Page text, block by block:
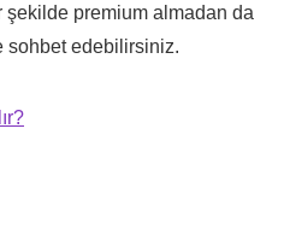
şekilde premium almadan da
sohbet edebilirsiniz.